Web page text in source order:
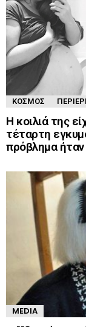
ΚΌΣΜΟΣ
Η κοιλιά της
τέταρτη
πρόβλημα
MEDIA